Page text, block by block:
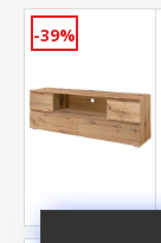
-39%